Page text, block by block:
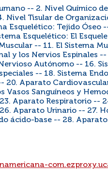
-- 2. Nivel Químico
Nivel Tisular de
Esquelético: Tejido Óseo
Esquelético: El
-- 11. El Sistema
y los Nervios Espinales
Autónomo -- 16.
-- 18. Sistema
20. Aparato
Vasos Sanguíneos y
Aparato Respiratorio --
Aparato Urinario -- 27.
ácido-base -- 28.